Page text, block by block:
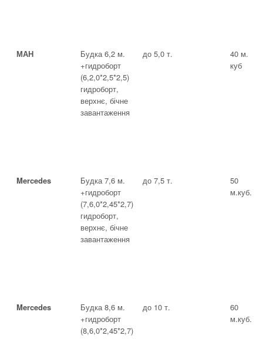
МАН
Будка 6,2 м.
+гидроборт
(6,2,0*2,5*2,5)
гидроборт,
верхнє, бічне
завантаження
до 5,0 т.
40 м.
куб
Mercedes
Будка 7,6 м.
+гидроборт
(7,6,0*2,45*2,7)
гидроборт,
верхнє, бічне
завантаження
до 7,5 т.
50
м.куб.
Mercedes
Будка 8,6 м.
+гидроборт
(8,6,0*2,45*2,7)
до 10 т.
60
м.куб.